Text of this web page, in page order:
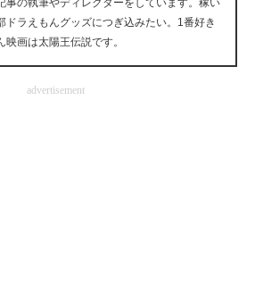
サイト
事の執筆やディレクターをしています。稼い
ドラえもんグッズにつぎ込みたい。1番好き
映画は太陽王伝説です。
advertisement